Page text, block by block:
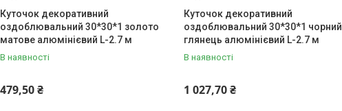
Куточок декоративний
оздоблювальний 30*30*1 золото
матове алюмінієвий L-2.7 м
В наявності
479,50 ₴
Куточок декоративний
оздоблювальний 30*30*1 чорний
глянець алюмінієвий L-2.7 м
В наявності
1 027,70 ₴